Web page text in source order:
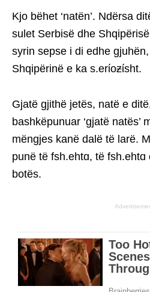
Kjo bëhet ‘natën’. Ndërsa
sulet Serbisë dhe
syrin sepse i di edhe
Shqipërinë e ka s.erίoƶίsht.
Gjatë gjithë jetës, natë e
bashkëpunuar ‘gjatë natës’
mëngjes kanë dalë të larë.
punë të fsh.ehtɑ, të fsh.ehtɑ
botës.